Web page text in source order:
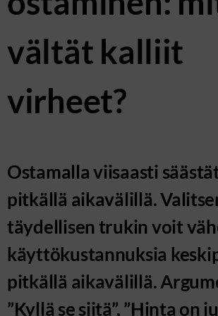
vältät kalliit
virheet?
Ostamalla viisaasti
pitkällä aikavälillä.
täydellisen trukin voit
käyttökustannuksia
pitkällä aikavälillä.
”Kyllä se siitä”, ”Hinta on